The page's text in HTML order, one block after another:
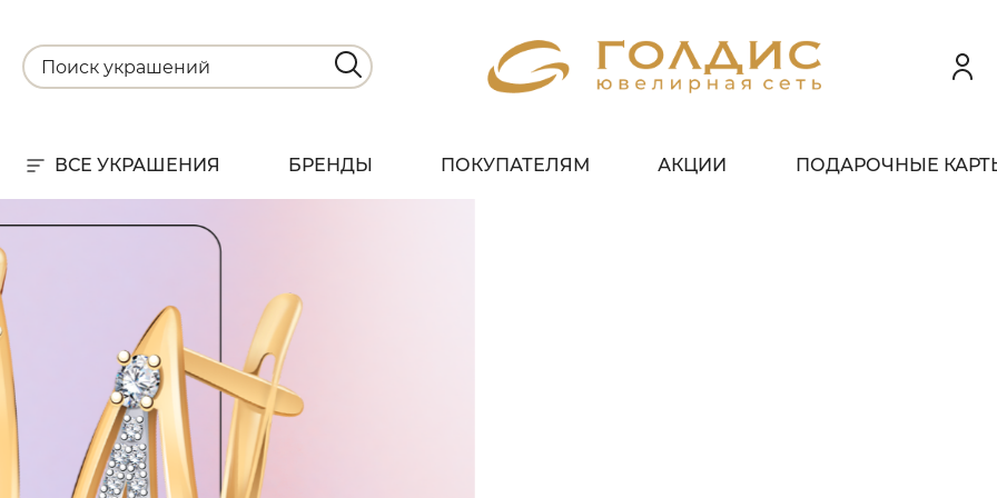
ВСЕ УКРАШЕНИЯ БРЕНДЫ ПОКУПАТЕЛЯМ АКЦИИ ПОДАРОЧНЫЕ